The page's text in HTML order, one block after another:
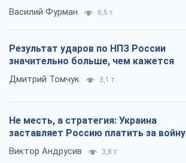
Василий Фурман 6,5 т.
Результат ударов по НПЗ России
значительно больше, чем кажется
Дмитрий Томчук 3,1 т.
Не месть, а стратегия: Украина
заставляет Россию платить за войну
Виктор Андрусив 3,8 т.